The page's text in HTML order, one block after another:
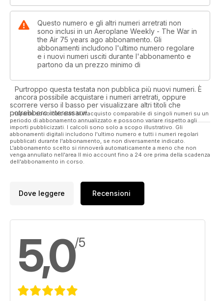
Questo numero e gli altri numeri arretrati non
sono inclusi in un Aeroplane Weekly - The War in
the Air 75 years ago abbonamento. Gli
abbonamenti includono l'ultimo numero regolare
e i nuovi numeri usciti durante l'abbonamento e
partono da un prezzo minimo di
Purtroppo questa testata non pubblica più nuovi numeri. È
ancora possibile acquistare i numeri arretrati, oppure
scorrere verso il basso per visualizzare altri titoli che
potrebbero interessarvi.
I risparmi sono calcolati sull'acquisto comparabile di singoli numeri su un
periodo di abbonamento annualizzato e possono variare rispetto agli
importi pubblicizzati. I calcoli sono solo a scopo illustrativo. Gli
abbonamenti digitali includono l'ultimo numero e tutti i numeri regolari
pubblicati durante l'abbonamento, se non diversamente indicato.
L'abbonamento scelto si rinnoverà automaticamente a meno che non
venga annullato nell'area Il mio account fino a 24 ore prima della scadenza
dell'abbonamento in corso.
Dove leggere Recensioni
5,0/5